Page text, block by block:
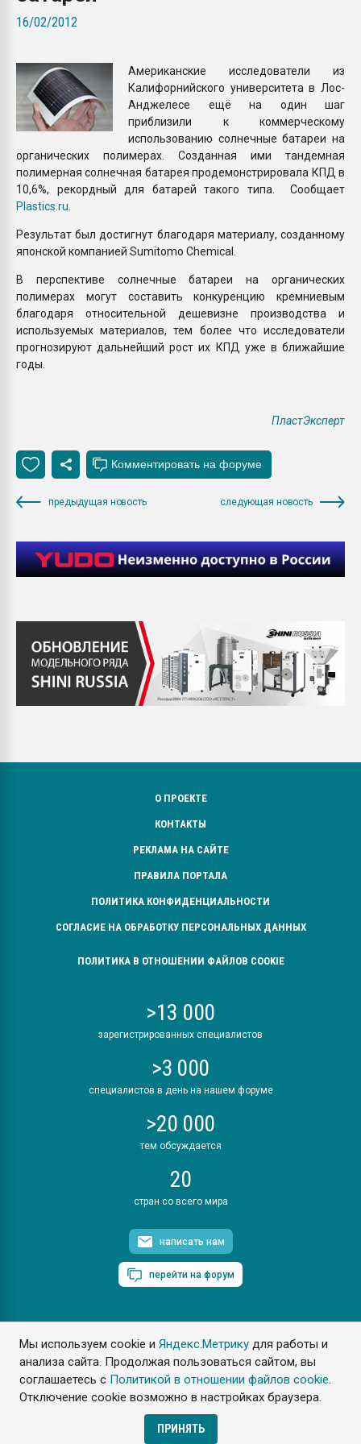
Мы используем cookie иЯндекс.Метрику для работы и
анализа сайта. Продолжая пользоваться сайтом, вы
соглашаетесь с Политикой в отношении файлов cookie.
Отключение cookie возможно в настройках браузера.
ПРИНЯТЬ
ПЕРЕЙТИ НА
16/02/2012
Американские исследователи из
Калифорнийского университета в Лос-
Анджелесе ещё на один шаг
приблизили к коммерческому
использованию солнечные батареи на
органических полимерах. Созданная ими тандемная
полимерная солнечная батарея продемонстрировала КПД в
10,6%, рекордный для батарей такого типа. Сообщает
Plastics.ru
Результат был достигнут благодаря материалу, созданному
японской компанией Sumitomo Chemical.
В перспективе солнечные батареи на органических
полимерах могут составить конкуренцию кремниевым
благодаря относительной дешевизне производства и
используемых материалов, тем более что исследователи
прогнозируют дальнейший рост их КПД уже в ближайшие
годы.
ПластЭксперт
предыдущая новость следующая новость
О ПРОЕКТЕ
КОНТАКТЫ
РЕКЛАМА НА САЙТЕ
ПРАВИЛА ПОРТАЛА
ПОЛИТИКА КОНФИДЕНЦИАЛЬНОСТИ
СОГЛАСИЕ НА ОБРАБОТКУ ПЕРСОНАЛЬНЫХ ДАННЫХ
ПОЛИТИКА В ОТНОШЕНИИ ФАЙЛОВ COOKIE
>13 000
зарегистрированных специалистов
>3 000
специалистов в день на нашем форуме
>20 000
тем обсуждается
20
стран со всего мира
написать нам
перейти на форум
ПластЭксперт © 2006. Все права защищены
Разрешается копирование материалов сайта с обязательной
ссылкой на www.e-plastic.ru
Разработка сайта